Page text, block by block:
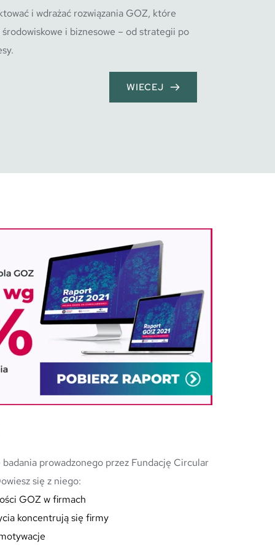
i wdrażać rozwiązania GOZ, które
i biznesowe – od strategii po
WIECEJ
prowadzonego przez Fundację Circular
się z niego:
GOZ w firmach
koncentrują się firmy